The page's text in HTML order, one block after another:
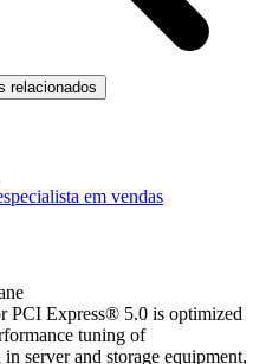
relacionados
em vendas
Express® 5.0 is optimized
tuning of
server and storage equipment,